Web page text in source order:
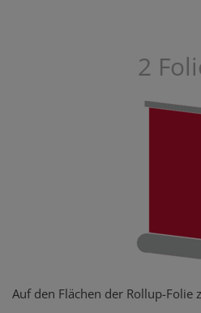
2
Auf den Flächen der Rollup-Folie